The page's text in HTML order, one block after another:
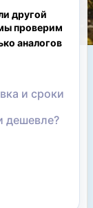
другой
проверим
аналогов
и сроки
дешевле?